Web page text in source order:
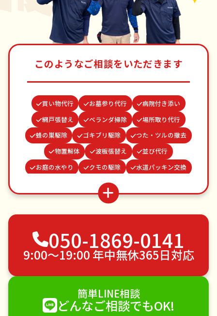
このようなご相談をいただきます
買い物代行 お墓参り代行
病院付き添い
網戸張替え
ベランダ掃除
場所取り代行
蜂の巣駆除
ゴキブリ駆除
つた・ツルの撤去
物置解体
波板張替え
並び代行
お庭の水やり
クモの駆除
水道パッキン交換
謝罪代行
家具組立
遺品整理・生前整理
カーテンレール取り付け
不用品回収
ゴミ屋敷片付け
引っ越し
植木の剪定
植木の伐採
手すり取り付け
ペットのお世話
エアコンクリーニング
DIY・日曜大工
ハウスクリーニング
雪かき・雪下ろし
襖（ふすま）の張替え
空き家管理
各種代行
050-1869-0141
9:00〜19:00 年中無休365日対応
簡単LINE相談
どんなご相談でもOK!